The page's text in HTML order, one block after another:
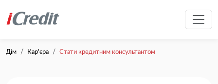
Дім Кар'єра Стати кредитним консультантом